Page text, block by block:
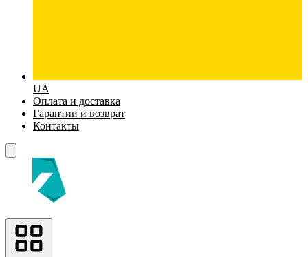
UA
Оплата и доставка
Гарантии и возврат
Контакты